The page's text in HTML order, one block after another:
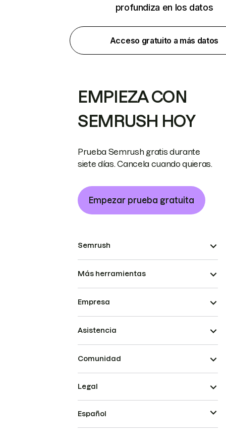
profundiza en los datos
Acceso gratuito a más datos
EMPIEZA CON
SEMRUSH HOY
Prueba Semrush gratis durante
siete días. Cancela cuando quieras.
Empezar prueba gratuita
Semrush
Más herramientas
Empresa
Asistencia
Comunidad
Legal
Español